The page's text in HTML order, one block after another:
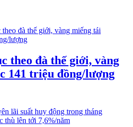
theo đà thế giới, vàng
141 triệu đồng/lượng